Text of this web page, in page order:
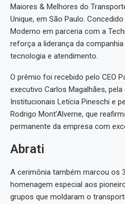
Maiores & Melhores do
Unique, em São Paulo.
Moderno em parceria com a
reforça a liderança da
tecnologia e atendimento.
O prêmio foi recebido pelo CEO
executivo Carlos Magalhães,
Institucionais Letícia Pineschi e
Rodrigo Mont’Alverne, que
permanente da empresa com
Abrati
A cerimônia também marcou os
homenagem especial aos
grupos que moldaram o